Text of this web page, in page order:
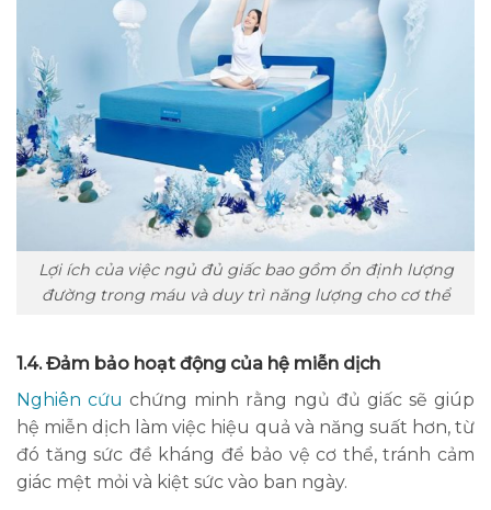
Lợi ích của việc ngủ đủ giấc bao gồm ổn định lượng
đường trong máu và duy trì năng lượng cho cơ thể
1.4. Đảm bảo hoạt động của hệ miễn dịch
Nghiên cứu chứng minh rằng ngủ đủ giấc sẽ giúp
hệ miễn dịch làm việc hiệu quả và năng suất hơn, từ
đó tăng sức đề kháng để bảo vệ cơ thể, tránh cảm
giác mệt mỏi và kiệt sức vào ban ngày.